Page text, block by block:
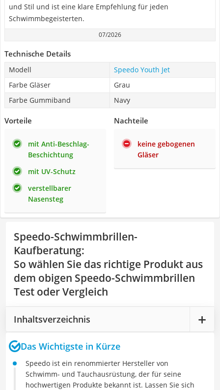
und Stil und ist eine klare Empfehlung für jeden
Schwimmbegeisterten.
07/2026
Technische Details
Modell
Speedo Youth Jet
Farbe Gläser
Grau
Farbe Gummiband
Navy
Vorteile
mit Anti-Beschlag-
Beschichtung
mit UV-Schutz
verstellbarer
Nasensteg
Nachteile
keine gebogenen
Gläser
Speedo-Schwimmbrillen-
Kaufberatung:
So wählen Sie das richtige Produkt aus
dem obigen Speedo-Schwimmbrillen
Test oder Vergleich
Inhaltsverzeichnis
Das Wichtigste in Kürze
Speedo ist ein renommierter Hersteller von
Schwimm- und Tauchausrüstung, der für seine
hochwertigen Produkte bekannt ist. Lassen Sie sich